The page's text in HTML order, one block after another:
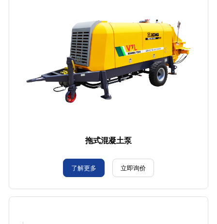
拖式混凝土泵
了解更多 立即询价